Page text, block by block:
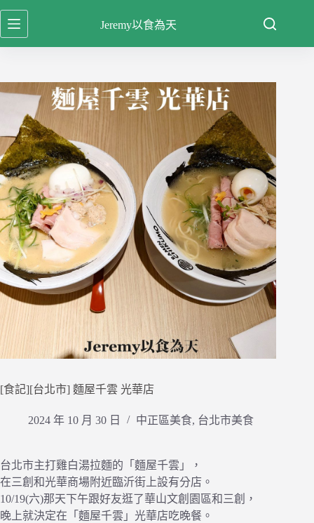
跳
至
容
Jeremy以食為天
[食記][台北市] 麵屋千雲 光華店
2024 年 10 月 30 日 中正區美食, 台北市美食
台北市主打雞白湯拉麵的「麵屋千雲」，
在三創和光華商場附近臨沂街上設有分店。
10/19(六)那天下午跟好友逛了華山文創園區和三創，
晚上就決定在「麵屋千雲」光華店吃晚餐。